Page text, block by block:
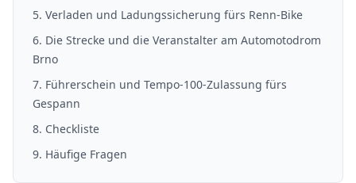
5. Verladen und Ladungssicherung fürs Renn-Bike
6. Die Strecke und die Veranstalter am Automotodrom
Brno
7. Führerschein und Tempo-100-Zulassung fürs
Gespann
8. Checkliste
9. Häufige Fragen